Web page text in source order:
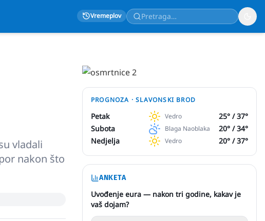
Vremeplov
vladali
nakon što
PROGNOZA ·SLAVONSKI BROD
Petak Vedro 25° /37°
Subota
Blaga Naoblaka 20° /34°
Nedjelja
Vedro 20° /37°
ANKETA
Uvođenje eura — nakon tri godine, kakav je
vaš dojam?